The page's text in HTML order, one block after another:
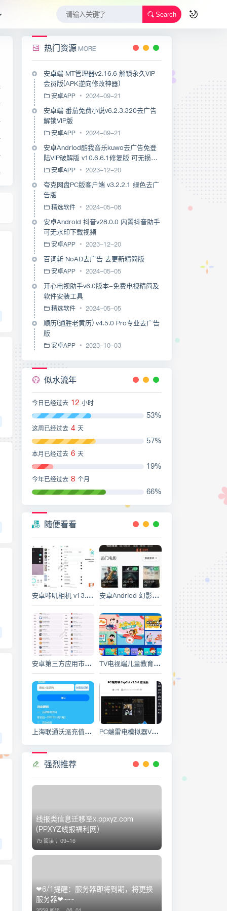
Search
热门资源 MORE
安卓端 MT管理器v2.16.6 解锁永久VIP
会员版(APK逆向修改神器)
安卓APP 2024-09-21
安卓端 番茄免费小说v6.2.3.320去广告
解锁VIP版
安卓APP 2024-09-21
安卓Andriod酷我音乐kuwo去广告免登
陆VIP破解版 v10.6.6.1修复版 可无损下
载各种VIP音乐
安卓APP 2023-12-20
夸克网盘PC版客户端 v3.2.2.1 绿色去广
告版
精选软件 2024-05-08
安卓Android 抖音v28.0.0 内置抖音助手
可无水印下载视频
安卓APP 2023-12-20
百词斩 NoAD去广告 去更新精简版
安卓APP 2024-05-05
开心电视助手v6.0版本-免费电视精简及
软件安装工具
精选软件 2024-05-05
顺历(通胜老黄历) v4.5.0 Pro专业去广告
版
安卓APP 2023-10-03
似水流年
今日已经过去 12 小时
53%
这周已经过去 4 天
57%
本月已经过去 6 天
19%
今年已经过去 8 个月
66%
随便看看
安卓咔叽相机 v13.1.12 去广告解锁VIP功能订阅版 安卓Andriod 幻影下载器v1.0.3 免费磁力链在线播放和下载工具
安卓第三方应用市场C001apk 基于酷安 TV电视端儿童教育-格灵同步课堂TV电视版解锁vip高级版
上海联通沃派充值送话费冲100送120活动,参与后可领取1年的12选1权益 PC端雷电模拟器V9.0.65.3去广告绿色纯净版 安卓模拟器
强烈推荐
线报类信息迁移至x.ppxyz.com
(PPXYZ线报福利网)
75 阅读 ， 09-16
❤6/1提醒：服务器即将到期，将更换
服务器❤~~~